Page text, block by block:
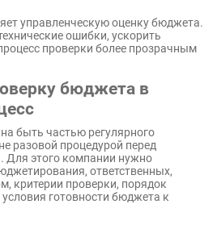
управленческую оценку бюджета.
ошибки, ускорить
проверки более прозрачным
бюджета в
быть частью регулярного
разовой процедурой перед
Для этого компании нужно
ответственных,
критерии проверки, порядок
готовности бюджета к